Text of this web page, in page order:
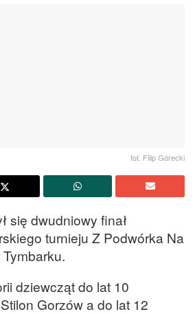
fot. Filip Górecki
się dwudniowy finał
turnieju Z Podwórka Na
dziewcząt do lat 10
Gorzów a do lat 12